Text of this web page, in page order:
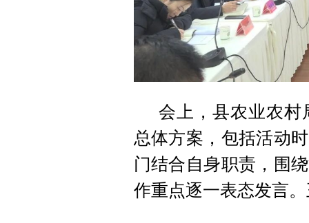
会上，县农业农村
总体方案，包括活动
门结合自身职责，围
作重点逐一表态发言